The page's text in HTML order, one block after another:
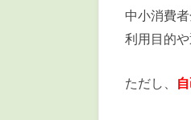
中小消費
利用目的や
ただし、